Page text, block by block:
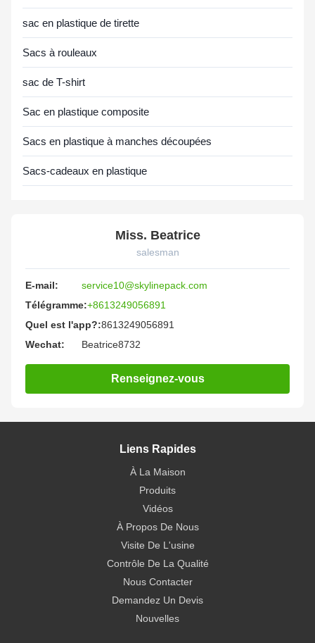
sac en plastique de tirette
Sacs à rouleaux
sac de T-shirt
Sac en plastique composite
Sacs en plastique à manches découpées
Sacs-cadeaux en plastique
Miss. Beatrice
salesman
E-mail:
service10@skylinepack.com
Télégramme:+8613249056891
Quel est l'app?:8613249056891
Wechat:
Beatrice8732
Renseignez-vous
Liens Rapides
À La Maison
Produits
Vidéos
À Propos De Nous
Visite De L'usine
Contrôle De La Qualité
Nous Contacter
Demandez Un Devis
Nouvelles